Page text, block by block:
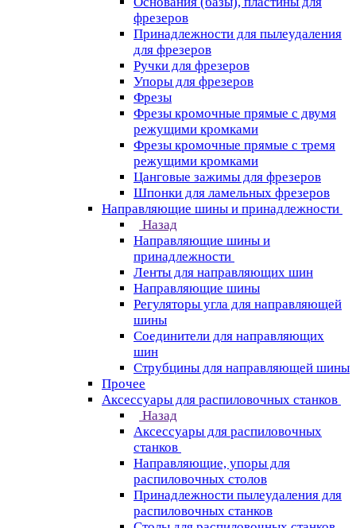
фрезеров
Принадлежности для пылеудаления
для фрезеров
Ручки для фрезеров
Упоры для фрезеров
Фрезы
Фрезы кромочные прямые с двумя
режущими кромками
Фрезы кромочные прямые с тремя
режущими кромками
Цанговые зажимы для фрезеров
Шпонки для ламельных фрезеров
Направляющие шины и принадлежности
Назад
Направляющие шины и
принадлежности
Ленты для направляющих шин
Направляющие шины
Регуляторы угла для направляющей
шины
Соединители для направляющих
шин
Струбцины для направляющей шины
Прочее
Аксессуары для распиловочных станков
Назад
Аксессуары для распиловочных
станков
Направляющие, упоры для
распиловочных столов
Принадлежности пылеудаления для
распиловочных станков